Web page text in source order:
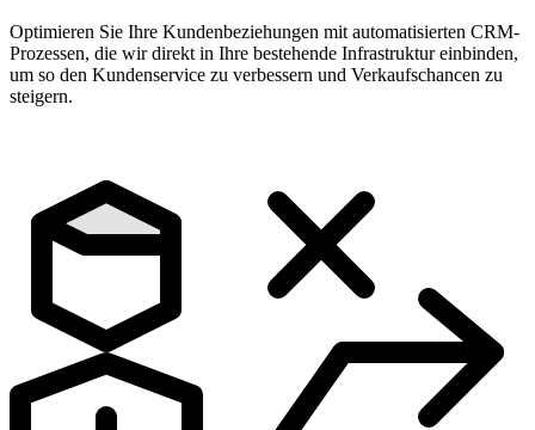
Optimieren Sie Ihre Kundenbeziehungen mit automatisierten CRM-
Prozessen, die wir direkt in Ihre bestehende Infrastruktur einbinden,
um so den Kundenservice zu verbessern und Verkaufschancen zu
steigern.